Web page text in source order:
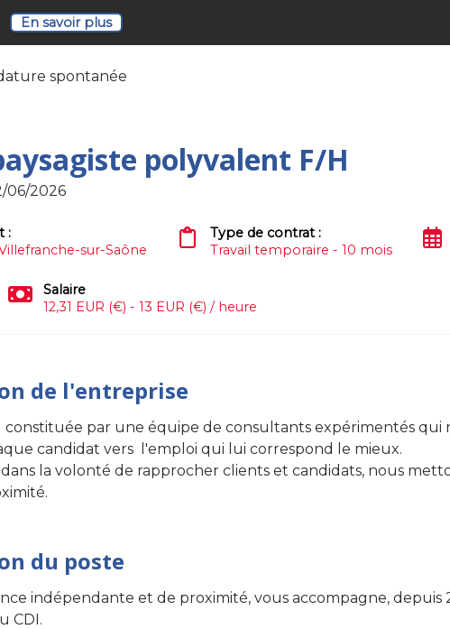
En savoir plus
spontanée
polyvalent F/H
06/2026
:
sur-Saône
Type de contrat :
Travail temporaire - 10 mois
Salaire
12,31 EUR (€) - 13 EUR (€) / heure
de l'entreprise
constituée par une équipe de consultants expérimentés
candidat vers l'emploi qui lui correspond le mieux.
dans la volonté de rapprocher clients et candidats, nous
du poste
indépendante et de proximité, vous accompagne, depuis
CDI.